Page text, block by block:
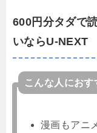
600円分タダで
いならU-NEXT
こんな人におす
漫画もアニ